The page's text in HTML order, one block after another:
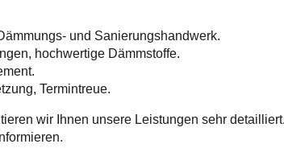
und Sanierungshandwerk.
hochwertige Dämmstoffe.
Termintreue.
wir Ihnen unsere Leistungen sehr